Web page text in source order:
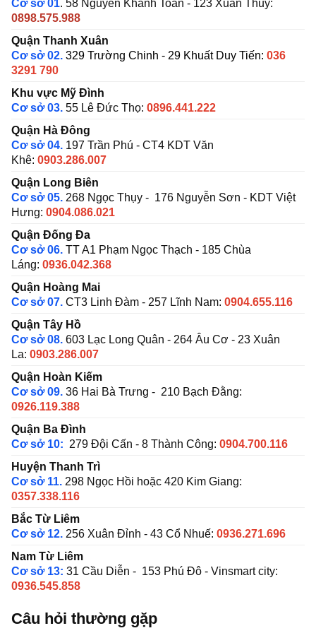
Cơ sở 01. 58 Nguyễn Khánh Toàn - 123 Xuân Thủy:
0898.575.988
Quận Thanh Xuân
Cơ sở 02. 329 Trường Chinh - 29 Khuất Duy Tiến: 036
3291 790
Khu vực Mỹ Đình
Cơ sở 03. 55 Lê Đức Thọ: 0896.441.222
Quận Hà Đông
Cơ sở 04. 197 Trần Phú - CT4 KDT Văn
Khê: 0903.286.007
Quận Long Biên
Cơ sở 05. 268 Ngọc Thụy - 176 Nguyễn Sơn - KDT Việt
Hưng: 0904.086.021
Quận Đống Đa
Cơ sở 06. TT A1 Phạm Ngọc Thạch - 185 Chùa
Láng: 0936.042.368
Quận Hoàng Mai
Cơ sở 07. CT3 Linh Đàm - 257 Lĩnh Nam: 0904.655.116
Quận Tây Hồ
Cơ sở 08. 603 Lạc Long Quân - 264 Âu Cơ - 23 Xuân
La: 0903.286.007
Quận Hoàn Kiếm
Cơ sở 09. 36 Hai Bà Trưng - 210 Bạch Đằng:
0926.119.388
Quận Ba Đình
Cơ sở 10: 279 Đội Cấn - 8 Thành Công: 0904.700.116
Huyện Thanh Trì
Cơ sở 11. 298 Ngọc Hồi hoặc 420 Kim Giang:
0357.338.116
Bắc Từ Liêm
Cơ sở 12. 256 Xuân Đỉnh - 43 Cổ Nhuế: 0936.271.696
Nam Từ Liêm
Cơ sở 13: 31 Cầu Diễn - 153 Phú Đô - Vinsmart city:
0936.545.858
Câu hỏi thường gặp